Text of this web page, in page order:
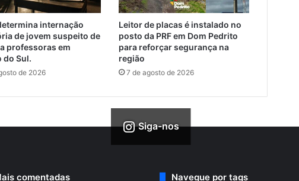
internação
de jovem suspeito de
professoras em
do Sul.
de 2026
Leitor de placas é instalado no
posto da PRF em Dom Pedrito
para reforçar segurança na
região
7 de agosto de 2026
Siga-nos
comentadas Navegue por tags